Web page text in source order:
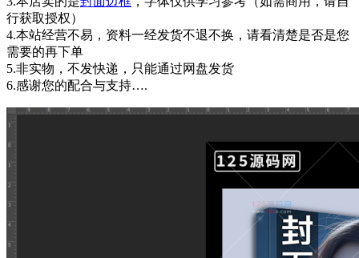
行获取授权）
4.本站经营不易，资料一经发货不退不换，请看清楚是否是您
需要的再下单
5.非实物，不发快递，只能通过网盘发货
6.感谢您的配合与支持….